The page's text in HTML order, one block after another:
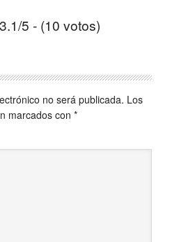
3.1/5 - (10 votos)
no será publicada. Los
marcados con *